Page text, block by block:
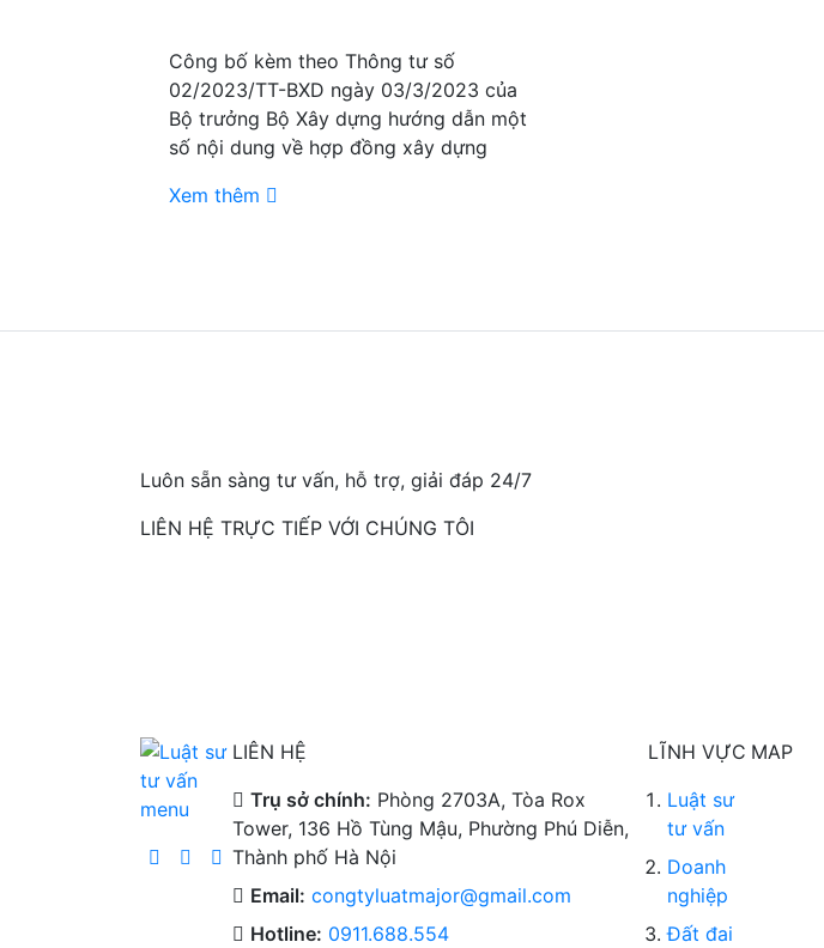
Công bố kèm theo Thông tư số
02/2023/TT-BXD ngày 03/3/2023 của
Bộ trưởng Bộ Xây dựng hướng dẫn một
số nội dung về hợp đồng xây dựng
Xem thêm
Luôn sẵn sàng tư vấn, hỗ trợ, giải đáp 24/7
LIÊN HỆ TRỰC TIẾP VỚI CHÚNG TÔI
LIÊN HỆ
Trụ sở chính: Phòng 2703A, Tòa Rox
Tower, 136 Hồ Tùng Mậu, Phường Phú Diễn,
Thành phố Hà Nội
Email: congtyluatmajor@gmail.com
Hotline: 0911.688.554
LĨNH VỰC
Luật sư
tư vấn
Doanh
nghiệp
Đất đai
MAP